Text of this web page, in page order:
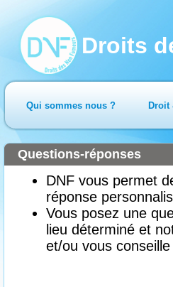
Droits
Qui sommes nous ? Droit
DNF vous permet
réponse
Vous posez une
lieu déterminé et
et/ou vous
Questions-réponses